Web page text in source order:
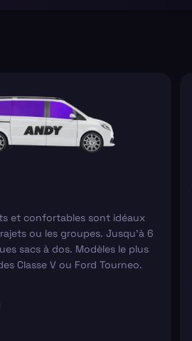
et confortables sont idéaux
ou les groupes. Jusqu'à 6
sacs à dos. Modèles le plus
Classe V ou Ford Tourneo.